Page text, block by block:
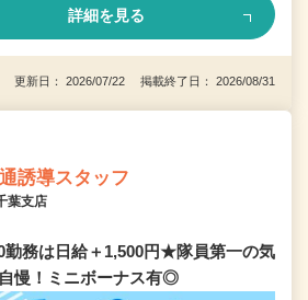
詳細を見る
更新日： 2026/07/22 掲載終了日： 2026/08/31
誘導スタッフ
葉支店
勤務は日給＋1,500円★隊員第一の気
慢！ミニボーナス有◎